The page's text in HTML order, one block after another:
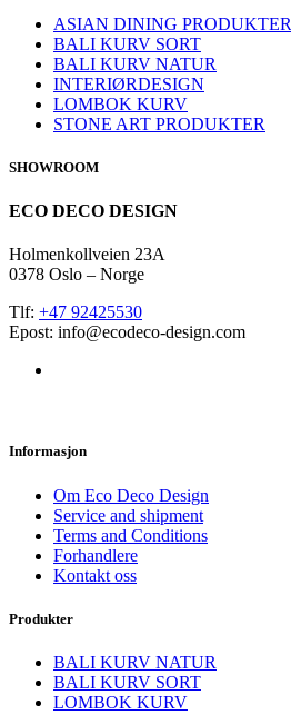
ASIAN DINING PRODUKTER
BALI KURV SORT
BALI KURV NATUR
INTERIØRDESIGN
LOMBOK KURV
STONE ART PRODUKTER
SHOWROOM
ECO DECO DESIGN
Holmenkollveien 23A
0378 Oslo – Norge
Tlf: +47 92425530
Epost: info@ecodeco-design.com
Informasjon
Om Eco Deco Design
Service and shipment
Terms and Conditions
Forhandlere
Kontakt oss
Produkter
BALI KURV NATUR
BALI KURV SORT
LOMBOK KURV